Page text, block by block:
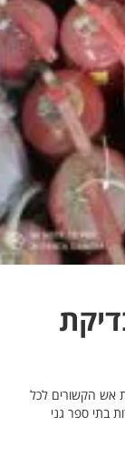
אש הקשורים לכל
בתי ספר גני